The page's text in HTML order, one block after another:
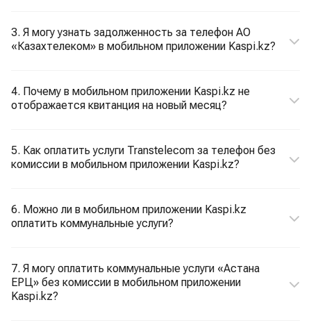
3. Я могу узнать задолженность за телефон АО
«Казахтелеком» в мобильном приложении Kaspi.kz?
4. Почему в мобильном приложении Kaspi.kz не
отображается квитанция на новый месяц?
5. Как оплатить услуги Transtelecom за телефон без
комиссии в мобильном приложении Kaspi.kz?
6. Можно ли в мобильном приложении Kaspi.kz
оплатить коммунальные услуги?
7. Я могу оплатить коммунальные услуги «Астана
ЕРЦ» без комиссии в мобильном приложении
Kaspi.kz?